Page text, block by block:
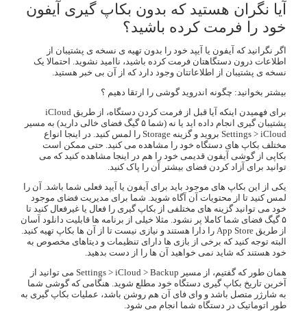
آیا نگران هستید که بدون بکاپ گیری آیفون
خود را فرمت کرده باشید؟
اگر نگرانید که آیفون یا آیپد خود را بدون تهیه ی نسخه ی پشتیبان از
اطلاعات درون دستگاهتان فرمت کرده باشید، ناامید نشوید. احتمالا یک
نسخه ی پشتیبان از اطلاعاتتان وجود دارد که از آن بی خبر هستید.
بیشتر بخوانید: چگونه اندروید گوشی را ارتقا دهیم ؟
برای فهمیدن اینکه آیا قبل از فرمت کردن دستگاه، از طریق iCloud
پشتیبان گیری انجام داده اید یا نه (شما ۵ گیگ فضای خالی دارید) به مسیر
Settings > iCloud بروید و گزینه Storage را لمس کنید. در اینجا انواع
مختلف بکاپ های دستگاه خود را مشاهده می کنید. حتی ممکن است
بکاپی از گوشی آیفون قدیمی خود را هم در اینجا مشاهده کنید که می
توانید برای آزاد کردن فضای بیشتر آن را پاک کنید.
یکی از این بکاپ های موجود باید برای آیفون یا آیپد فعلی شما باشد. آن را
لمس کنید تا از محتویات آن آگاه شوید. شما برای مدیریت فضای موجود
خود می توانید گزینه های مختلفی از بکاپ گیری را فعال یا غیرفعال کنید تا
۵ گیگ فضای شما کاملا پر نشود. مثلا خیلی از برنامه ها قابلیت دانلود آسان
از طریق App Store را دارا هستند و نیازی نیست تا از آن ها بکاپ تهیه کنید.
البته توجه کنید که برخی از بازی ها دارای تنظیمات و دیتاهای مخصوص به
خود هستند که شاید نمی خواهید آن ها را از دست بدهید.
همان طور که گفتیم، از مسیر Settings > iCloud > Backup می توانید از
آخرین تاریخ بکاپ گیری دستگاه خود مطلع شوید. هنگامی که گوشی شما
به شارژر متصل باشد و وای فای آن هم روشن باشد، عملیات بکاپ گیری به
طور اتوماتیک در دستگاه شما انجام می شود.